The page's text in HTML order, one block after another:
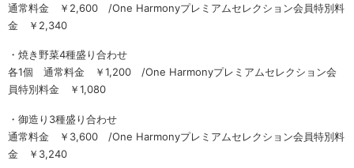
通常料金 ￥2,600 /One Harmonyプレミアムセレクション会員特別料
金 ￥2,340
・焼き野菜4種盛り合わせ
各1個 通常料金 ￥1,200 /One Harmonyプレミアムセレクション会
員特別料金 ￥1,080
・御造り3種盛り合わせ
通常料金 ￥3,600 /One Harmonyプレミアムセレクション会員特別料
金 ￥3,240